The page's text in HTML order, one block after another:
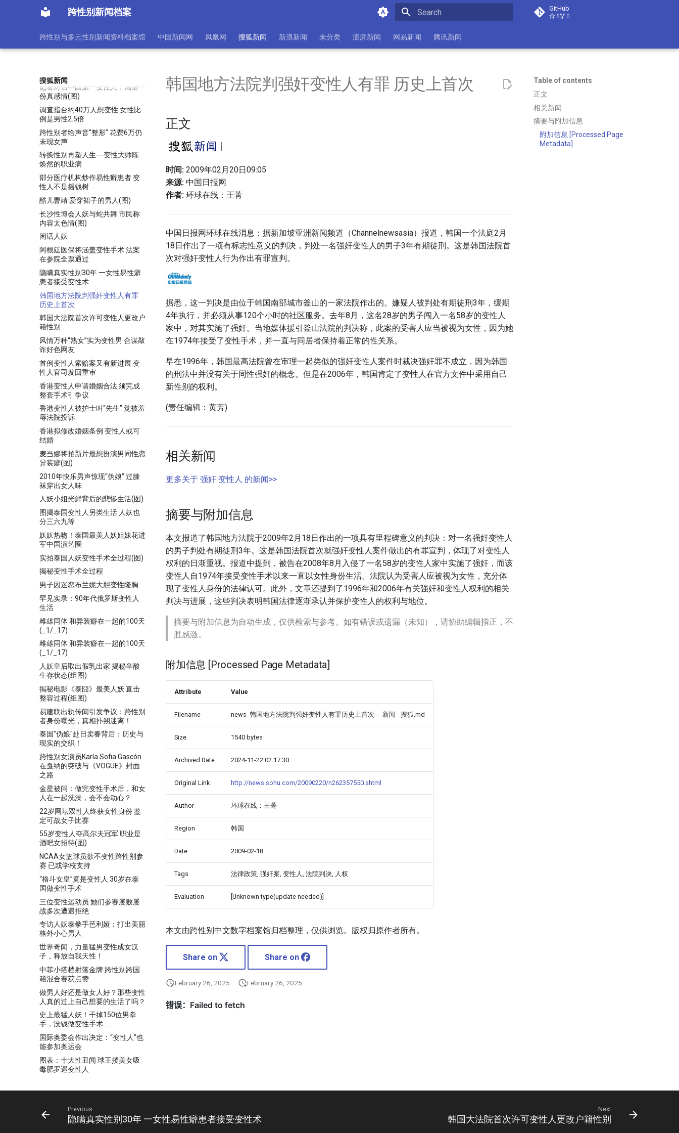
跨性别新闻档案 GitHub
5 0
跨性别与多元性别新闻资料档案馆 中国新闻网 凤凰网 搜狐新闻 新浪新闻 未分类 澎湃新闻 网易新闻 腾讯新闻
搜狐新闻
给人做变性手术
西南“变性手术之父”离世 曾成功手
西班牙16岁少年变少女 成最年轻
变性人之一(图)
记者对话中国第一变性人：渴望一
份真感情(图)
调查指台约40万人想变性 女性比
例是男性2.5倍
跨性别者给声音“整形” 花费6万仍
未现女声
转换性别再塑人生---变性大师陈
焕然的职业病
部分医疗机构炒作易性癖患者 变
性人不是摇钱树
酷儿曹靖 爱穿裙子的男人(图)
长沙性博会人妖与蛇共舞 市民称
内容太色情(图)
闲话人妖
阿根廷医保将涵盖变性手术 法案
在参院全票通过
隐瞒真实性别30年 一女性易性癖
患者接受变性术
韩国地方法院判强奸变性人有罪
历史上首次
韩国大法院首次许可变性人更改户
籍性别
风情万种“熟女”实为变性男 合谋敲
诈好色网友
首例变性人索赔案又有新进展 变
性人官司发回重审
香港变性人申请婚姻合法 须完成
整套手术引争议
香港变性人被护士叫“先生” 觉被羞
辱法院投诉
香港拟修改婚姻条例 变性人或可
结婚
麦当娜将拍新片最想扮演男同性恋
异装癖(图)
2010年快乐男声惊现“伪娘” 过膝
袜穿出女人味
人妖小姐光鲜背后的悲惨生活(图)
图揭泰国变性人另类生活 人妖也
分三六九等
妖妖热吻！泰国最美人妖姐妹花进
军中国演艺圈
实拍泰国人妖变性手术全过程(图)
揭秘变性手术全过程
男子因迷恋布兰妮大胆变性隆胸
罕见实录：90年代俄罗斯变性人
生活
雌雄同体 和异装癖在一起的100天
(_1/_17)
雌雄同体 和异装癖在一起的100天
(_1/_17)
人妖皇后取出假乳出家 揭秘辛酸
生存状态(组图)
揭秘电影《泰囧》最美人妖 直击
整容过程(组图)
易建联出轨传闻引发争议：跨性别
者身份曝光，真相扑朔迷离！
泰国"伪娘"赴日卖春背后：历史与
现实的交织！
跨性别女演员Karla Sofia Gascón
在戛纳的突破与《VOGUE》封面
之路
金星被问：做完变性手术后，和女
人在一起洗澡，会不会动心？
22岁网坛双性人终获女性身份 鉴
定可战女子比赛
55岁变性人夺高尔夫冠军 职业是
酒吧女招待(图)
NCAA女篮球员欲不变性跨性别参
赛 已或学校支持
“格斗女皇”竟是变性人 30岁在泰
国做变性手术
三位变性运动员 她们参赛屡败屡
战多次遭遇拒绝
专访人妖泰拳手芭利娅：打出美丽
格外小心男人
世界奇闻，力量猛男变性成女汉
子，释放自我天性！
中菲小搭档射落金牌 跨性别跨国
籍混合赛获点赞
做男人好还是做女人好？那些变性
人真的过上自己想要的生活了吗？
史上最猛人妖！干掉150位男拳
手，没钱做变性手术……
国际奥委会作出决定：“变性人”也
能参加奥运会
图表：十大性丑闻 球王搂美女吸
毒肥罗遇变性人
圣保罗医院
女子铅球冠军被迫变性史 惨遭禁
药侵蚀无奈手术
Table of contents
正文
相关新闻
摘要与附加信息
附加信息 [Processed Page
Metadata]
韩国地方法院判强奸变性人有罪 历史上首次
正文
时间: 2009年02月20日09:05
来源: 中国日报网
作者: 环球在线：王菁
中国日报网环球在线消息：据新加坡亚洲新闻频道（Channelnewsasia）报道，韩国一个法庭2月
18日作出了一项有标志性意义的判决，判处一名强奸变性人的男子3年有期徒刑。这是韩国法院首
次对强奸变性人行为作出有罪宣判。
据悉，这一判决是由位于韩国南部城市釜山的一家法院作出的。嫌疑人被判处有期徒刑3年，缓期
4年执行，并必须从事120个小时的社区服务。去年8月，这名28岁的男子闯入一名58岁的变性人
家中，对其实施了强奸。当地媒体援引釜山法院的判决称，此案的受害人应当被视为女性，因为她
在1974年接受了变性手术，并一直与同居者保持着正常的性关系。
早在1996年，韩国最高法院曾在审理一起类似的强奸变性人案件时裁决强奸罪不成立，因为韩国
的刑法中并没有关于同性强奸的概念。但是在2006年，韩国肯定了变性人在官方文件中采用自己
新性别的权利。
(责任编辑：黄芳)
相关新闻
更多关于 强奸 变性人 的新闻>>
摘要与附加信息
本文报道了韩国地方法院于2009年2月18日作出的一项具有里程碑意义的判决：对一名强奸变性人
的男子判处有期徒刑3年。这是韩国法院首次就强奸变性人案件做出的有罪宣判，体现了对变性人
权利的日渐重视。报道中提到，被告在2008年8月入侵了一名58岁的变性人家中实施了强奸，而该
变性人自1974年接受变性手术以来一直以女性身份生活。法院认为受害人应被视为女性，充分体
现了变性人身份的法律认可。此外，文章还提到了1996年和2006年有关强奸和变性人权利的相关
判决与进展，这些判决表明韩国法律逐渐承认并保护变性人的权利与地位。
摘要与附加信息为自动生成，仅供检索与参考。如有错误或遗漏（未知），请协助编辑指正，不
胜感激。
附加信息 [Processed Page Metadata]
Attribute Value
Filename news_韩国地方法院判强奸变性人有罪历史上首次_-_新闻-_搜狐.md
Size 1540 bytes
Archived Date 2024-11-22 02:17:30
Original Link http://news.sohu.com/20090220/n262357550.shtml
Author 环球在线：王菁
Region 韩国
Date 2009-02-18
Tags 法律政策, 强奸案, 变性人, 法院判决, 人权
Evaluation [Unknown type(update needed)]
本文由跨性别中文数字档案馆归档整理，仅供浏览。版权归原作者所有。
Share on Share on
February 26, 2025 February 26, 2025
Previous
隐瞒真实性别30年 一女性易性癖患者接受变性术
Next
韩国大法院首次许可变性人更改户籍性别